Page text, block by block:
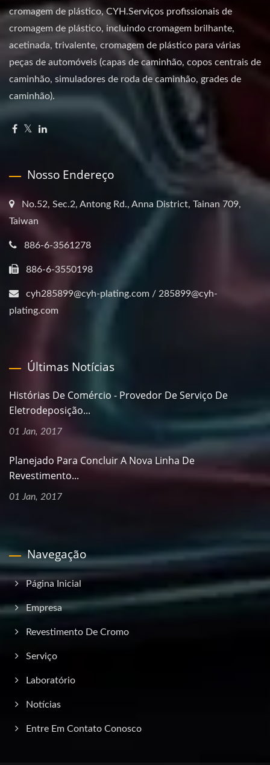
cromagem de plástico, CYH.Serviços profissionais de
cromagem de plástico, incluindo cromagem brilhante,
acetinada, trivalente, cromagem de plástico para várias
peças de automóveis (capas de caminhão, copos centrais de
caminhão, simuladores de roda de caminhão, grades de
caminhão).
Nosso Endereço
No.52, Sec.2, Antong Rd., Anna District, Tainan 709,
Taiwan
886-6-3561278
886-6-3550198
cyh285899@cyh-plating.com / 285899@cyh-
plating.com
Últimas Notícias
Histórias De Comércio - Provedor De Serviço De
Eletrodeposição...
01 Jan, 2017
Planejado Para Concluir A Nova Linha De
Revestimento...
01 Jan, 2017
Navegação
Página Inicial
Empresa
Revestimento De Cromo
Serviço
Laboratório
Notícias
Entre Em Contato Conosco